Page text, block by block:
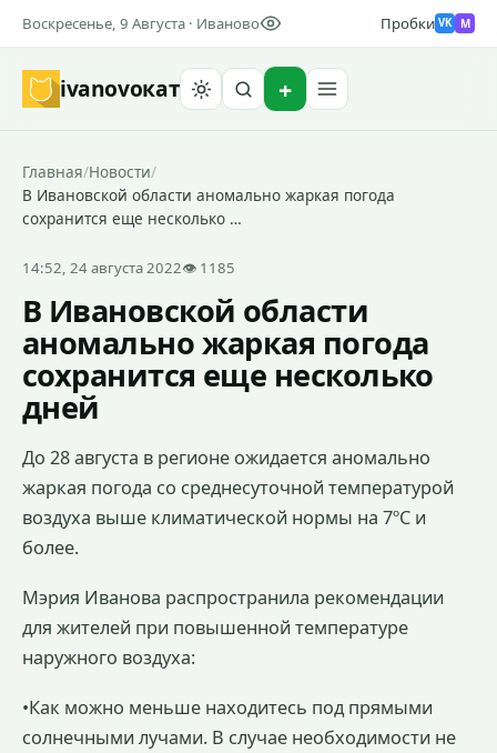
Воскресенье, 9 Августа · Иваново Пробки VK M
ivanovoкат
Главная/Новости/
В Ивановской области аномально жаркая погода
сохранится еще несколько …
14:52, 24 августа 2022👁 1185
В Ивановской области
аномально жаркая погода
сохранится еще несколько
дней
До 28 августа в регионе ожидается аномально
жаркая погода со среднесуточной температурой
воздуха выше климатической нормы на 7ºС и
более.
Мэрия Иванова распространила рекомендации
для жителей при повышенной температуре
наружного воздуха:
•Как можно меньше находитесь под прямыми
солнечными лучами. В случае необходимости не